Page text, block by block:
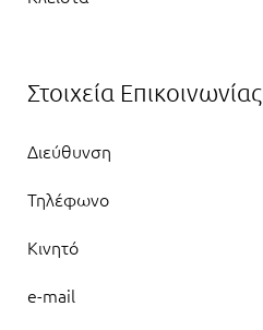
Στοιχεία Επικοινωνίας
Διεύθυνση
Τηλέφωνο
Κινητό
e-mail